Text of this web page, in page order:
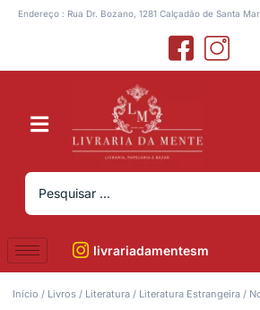
Endereço : Rua Dr. Bozano, 1281 Calçadão de Santa
livrariadamentesm
Início / Livros / Literatura / Literatura Estrangeira /